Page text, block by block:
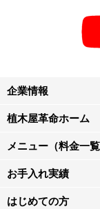
企業情報
植木屋革命ホーム
メニュー（料金一覧
お手入れ実績
はじめての方